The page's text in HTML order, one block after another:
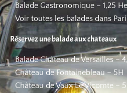
Balade Gastronomique – 1,25
Voir toutes les balades dans
Réservez une balade aux chateaux
Balade Château de Versailles –
Château de Fontainebleau – 5H
Château de Vaux Le Vicomte –